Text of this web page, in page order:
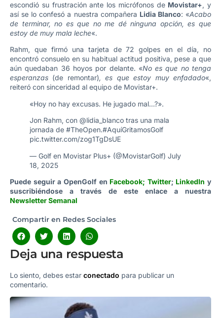
escondió su frustración ante los micrófonos de Movistar+, y
así se lo confesó a nuestra compañera Lidia Blanco: «Acabo
de terminar, no es que no me dé ninguna opción, es que
estoy de muy mala leche«.
Rahm, que firmó una tarjeta de 72 golpes en el día, no
encontró consuelo en su habitual actitud positiva, pese a que
aún quedaban 36 hoyos por delante. «No es que no tenga
esperanzas (de remontar), es que estoy muy enfadado«,
reiteró con sinceridad al equipo de Movistar+.
«Hoy no hay excusas. He jugado mal…?».
Jon Rahm, con @lidia_blanco tras una mala
jornada de #TheOpen.#AquíGritamosGolf
pic.twitter.com/zog1TgDsUE
— Golf en Movistar Plus+ (@MovistarGolf) July
18, 2025
Puede seguir a OpenGolf en Facebook; Twitter; LinkedIn y
suscribiéndose a través de este enlace a nuestra
Newsletter Semanal
Compartir en Redes Sociales
Deja una respuesta
Lo siento, debes estar conectado para publicar un
comentario.